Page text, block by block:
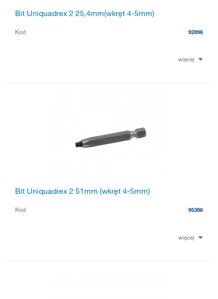
Bit Uniquadrex 2 25,4mm(wkręt 4-5mm)
Kod 92896
więcej
Bit Uniquadrex 2 51mm (wkręt 4-5mm)
Kod 95386
więcej